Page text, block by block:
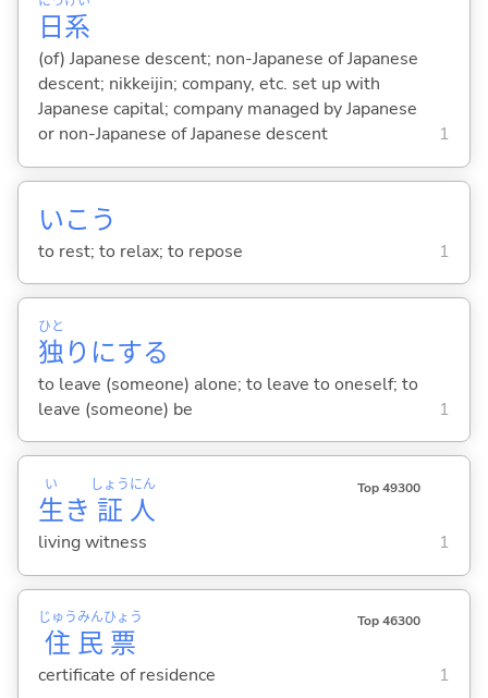
日系
(of) Japanese descent; non-Japanese of Japanese
descent; nikkeijin; company, etc. set up with
Japanese capital; company managed by Japanese
or non-Japanese of Japanese descent
1
いこ う
to rest; to relax; to repose 1
独
ひと
りにする
to leave (someone) alone; to leave to oneself; to
leave (someone) be
1
生
い
き 証
しょう
人
にん Top 49300
living witness 1
住
じゅう
民
みん
票
ひょう Top 46300
certificate of residence 1